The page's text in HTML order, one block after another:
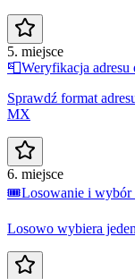
5. miejsce
📮Weryfikacja adresu
Sprawdź format
MX
6. miejsce
🎟️Losowanie i wybór
Losowo wybiera